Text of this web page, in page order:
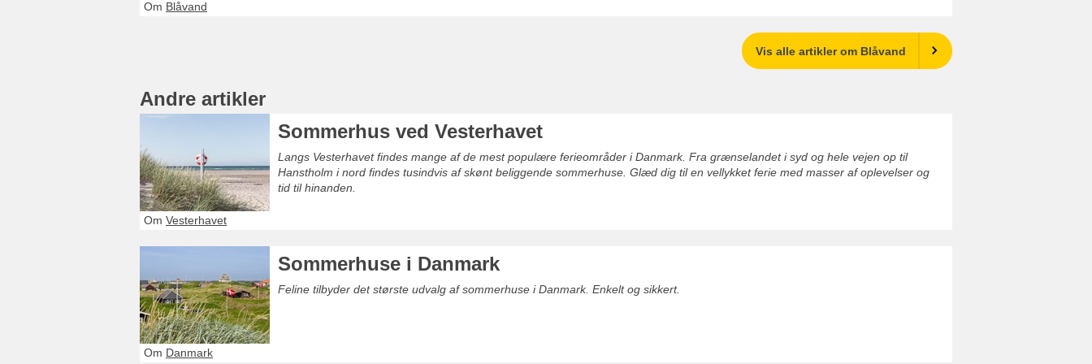
Om Blåvand
Vis alle artikler om Blåvand
Andre artikler
Sommerhus ved Vesterhavet
Langs Vesterhavet findes mange af de mest populære ferieområder i Danmark. Fra grænselandet i syd og hele vejen op til
Hanstholm i nord findes tusindvis af skønt beliggende sommerhuse. Glæd dig til en vellykket ferie med masser af oplevelser og
tid til hinanden.
Om Vesterhavet
Sommerhuse i Danmark
Feline tilbyder det største udvalg af sommerhuse i Danmark. Enkelt og sikkert.
Om Danmark